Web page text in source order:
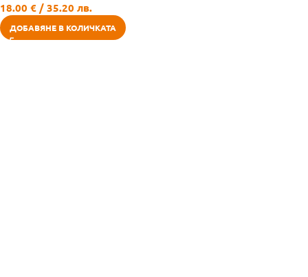
18.00 € / 35.20 лв.
ДОБАВЯНЕ В КОЛИЧКАТА